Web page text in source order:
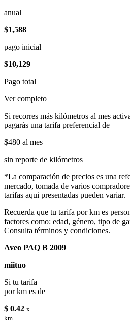
anual
$1,588
pago inicial
$10,129
Pago total
Ver completo
Si recorres más kilómetros al mes
pagarás una tarifa preferencial de
$480 al mes
sin reporte de kilómetros
*La comparación de precios es una
mercado, tomada de varios
tarifas aqui presentadas pueden variar.
Recuerda que tu tarifa por km es
factores como: edad, género, tipo de
Consulta términos y condiciones.
Aveo PAQ B 2009
miituo
Si tu tarifa
por km es de
$ 0.42 x
km